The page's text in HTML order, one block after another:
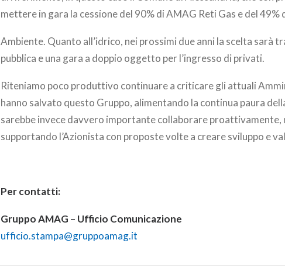
mettere in gara la cessione del 90% di AMAG Reti Gas e del 49%
Ambiente. Quanto all’idrico, nei prossimi due anni la scelta sarà
pubblica e una gara a doppio oggetto per l’ingresso di privati.
Riteniamo poco produttivo continuare a criticare gli attuali
hanno salvato questo Gruppo, alimentando la continua paura
sarebbe invece davvero importante collaborare proattivamente,
supportando l’Azionista con proposte volte a creare sviluppo e
Per contatti:
Gruppo AMAG – Ufficio Comunicazione
ufficio.stampa@gruppoamag.it